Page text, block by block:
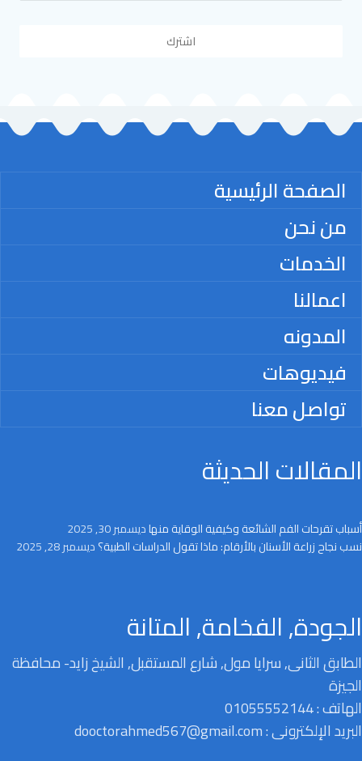
اشترك
الصفحة الرئيسية
من نحن
الخدمات
اعمالنا
المدونه
فيديوهات
تواصل معنا
المقالات الحديثة
أسباب تقرحات الفم الشائعة وكيفية الوقاية منهاديسمبر 30, 2025
نسب نجاح زراعة الأسنان بالأرقام: ماذا تقول الدراسات الطبية؟ديسمبر 28, 2025
الجودة, الفخامة, المتانة
الطابق الثانى, سرايا مول, شارع المستقبل, الشيخ زايد- محافظة
الجيزة
الهاتف : 01055552144
البريد الإلكترونى : dooctorahmed567@gmail.com